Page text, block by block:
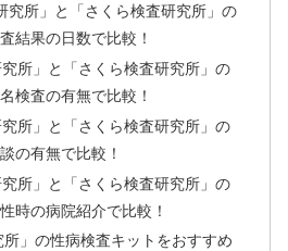
究所」と「さくら検査研究所」の
結果の日数で比較！
所」と「さくら検査研究所」の
検査の有無で比較！
所」と「さくら検査研究所」の
の有無で比較！
所」と「さくら検査研究所」の
時の病院紹介で比較！
所」の性病検査キットをおすすめ